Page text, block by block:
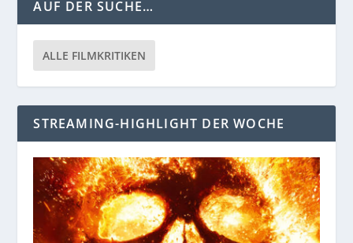
AUF DER SUCHE…
ALLE FILMKRITIKEN
STREAMING-HIGHLIGHT DER WOCHE